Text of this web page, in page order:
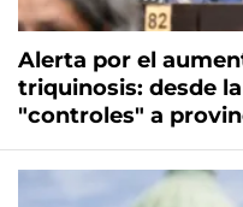
Alerta por el
triquinosis: desde
"controles" a